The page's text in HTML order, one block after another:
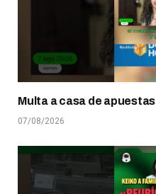
Multa a casa de apuestas
07/08/2026